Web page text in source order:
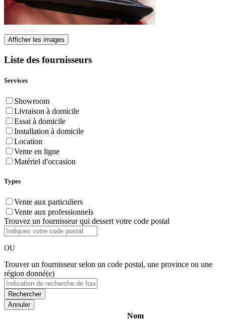
© ligue braille
Afficher les images
Liste des fournisseurs
Services
Showroom
Livraison à domicile
Essai à domicile
Installation à domicile
Location
Vente en ligne
Matériel d'occasion
Types
Vente aux particuliers
Vente aux professionnels
Trouvez un fournisseur qui dessert votre code postal
OU
Trouver un fournisseur selon un code postal, une province ou une
région donné(e)
Annuler
Nom